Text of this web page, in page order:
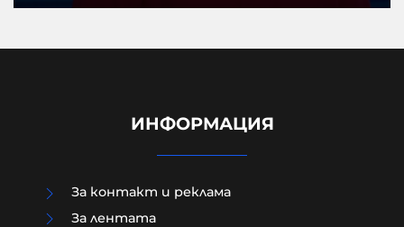
ИНФОРМАЦИЯ
За контакт и реклама
За лентата